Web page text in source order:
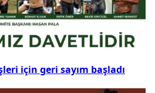
için geri sayım başladı